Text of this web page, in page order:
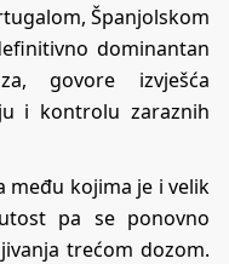
Španjolskom
dominantan
govore izvješća
i kontrolu zaraznih
među kojima je i velik
pa se ponovno
trećom dozom.